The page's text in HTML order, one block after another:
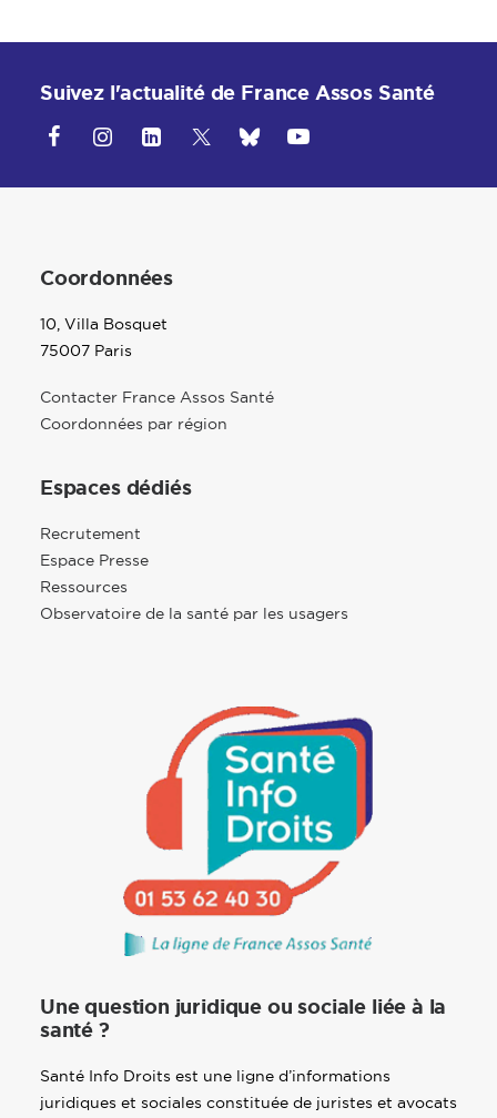
Suivez l'actualité de France Assos Santé
Coordonnées
10, Villa Bosquet
75007 Paris
Contacter France Assos Santé
Coordonnées par région
Espaces dédiés
Recrutement
Espace Presse
Ressources
Observatoire de la santé par les usagers
Une question juridique ou sociale liée à la
santé ?
Santé Info Droits est une ligne d’informations
juridiques et sociales constituée de juristes et avocats